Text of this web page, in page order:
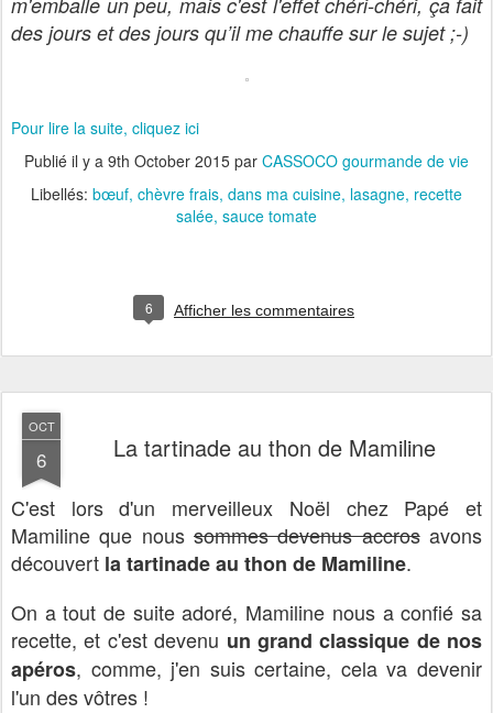
des jours et des jours qu’il me chauffe sur le sujet ;-)
Pour lire la suite, cliquez ici
Publié il y a 9th October 2015 par CASSOCO gourmande de vie
Libellés: bœuf chèvre frais dans ma cuisine lasagne recette
salée sauce tomate
6 Afficher les commentaires
OCT
6 La tartinade au thon de Mamiline
C'est lors d'un merveilleux Noël chez Papé et
Mamiline que nous sommes devenus accrosavons
découvert la tartinade au thon de Mamiline.
On a tout de suite adoré, Mamiline nous a confié sa
recette, et c'est devenu un grand classique de nos
apéros, comme, j'en suis certaine, cela va devenir
l'un des vôtres !